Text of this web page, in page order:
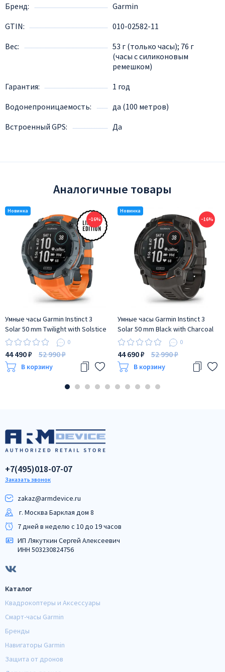
Бренд
Garmin
GTIN
010-02582-11
Вес
53 г (только часы); 76 г
(часы с силиконовым
ремешком)
Гарантия
1 год
Водонепроницаемость
да (100 метров)
Встроенный GPS
Да
Аналогичные товары
−16%
Умные часы Garmin Instinct 3
Solar 50 mm Twilight with Solstice
Band
0
44 490 ₽ 52 990 ₽
В корзину
−16%
Умные часы Garmin Instinct 3
Solar 50 mm Black with Charcoal
Band
0
44 690 ₽ 52 990 ₽
В корзину
+7(495)018-07-07
Заказать звонок
zakaz@armdeviсe.ru
г. Москва Барклая дом 8
7 дней в неделю с 10 до 19 часов
ИП Лякуткин Сергей Алексеевич
ИНН 503230824756
Каталог
Квадрокоптеры и Аксессуары
Смарт-часы Garmin
Бренды
Навигаторы Garmin
Защита от дронов